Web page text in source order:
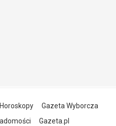
Horoskopy
Gazeta Wyborcza
Gazeta.pl